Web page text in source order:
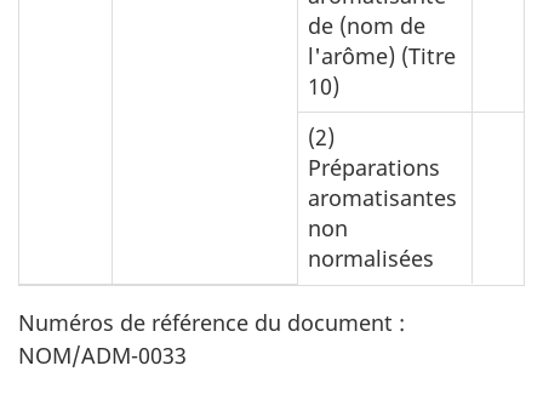
de (nom de
l'arôme) (Titre
10)
(2)
Préparations
aromatisantes
non
normalisées
Numéros de référence du document :
NOM/ADM-0033